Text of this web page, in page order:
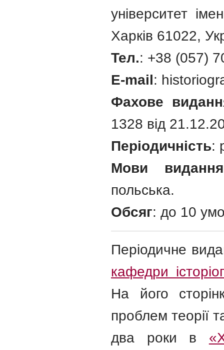
університет
Харків 61022,
Teл.: +38 (057)
E-mail:
Фахове
1328 від
Періодичність:
Мови видання
польська.
Обсяг: до 10
Періодичне
кафедри
На його
проблем теорії
два роки в